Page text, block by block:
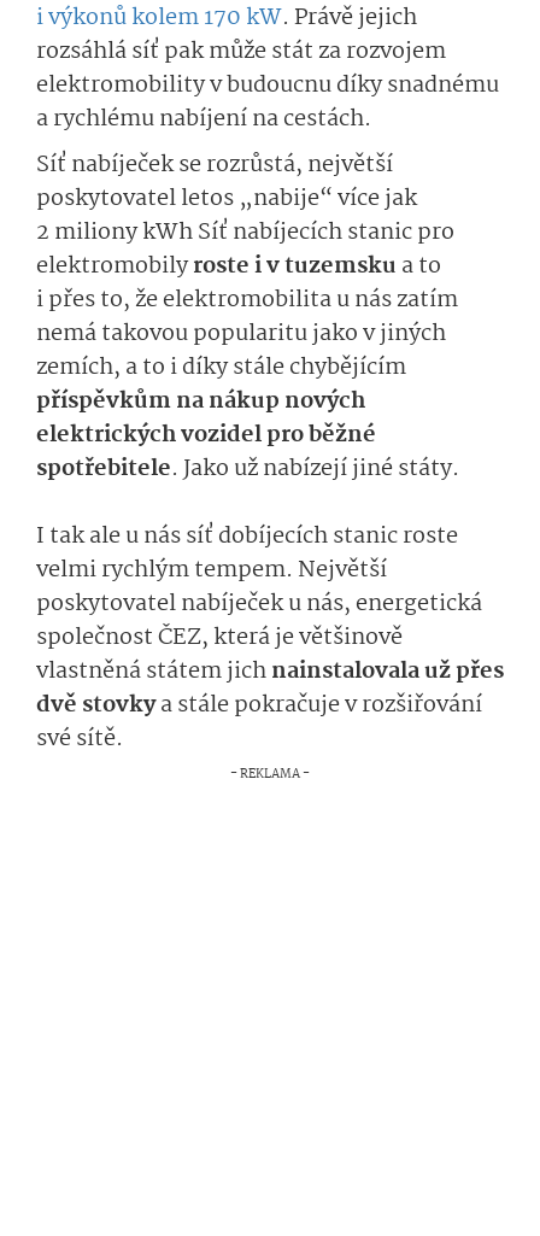
i výkonů kolem 170 kW. Právě jejich
rozsáhlá síť pak může stát za rozvojem
elektromobility v budoucnu díky snadnému
a rychlému nabíjení na cestách.
Síť nabíječek se rozrůstá, největší
poskytovatel letos „nabije“ více jak
2 miliony kWh Síť nabíjecích stanic pro
elektromobilyroste i v tuzemsku a to
i přes to, že elektromobilita u nás zatím
nemá takovou popularitu jako v jiných
zemích, a to i díky stále chybějícím
příspěvkům na nákup nových
elektrických vozidel pro běžné
spotřebitele. Jako už nabízejí jiné státy.
I tak ale u nás síť dobíjecích stanic roste
velmi rychlým tempem. Největší
poskytovatel nabíječek u nás, energetická
společnost ČEZ, která je většinově
vlastněná státem jichnainstalovala už přes
dvě stovkya stále pokračuje v rozšiřování
své sítě.